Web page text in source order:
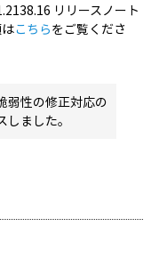
リリースノート
こちらをご覧くださ
弱性の修正対応の
しました。